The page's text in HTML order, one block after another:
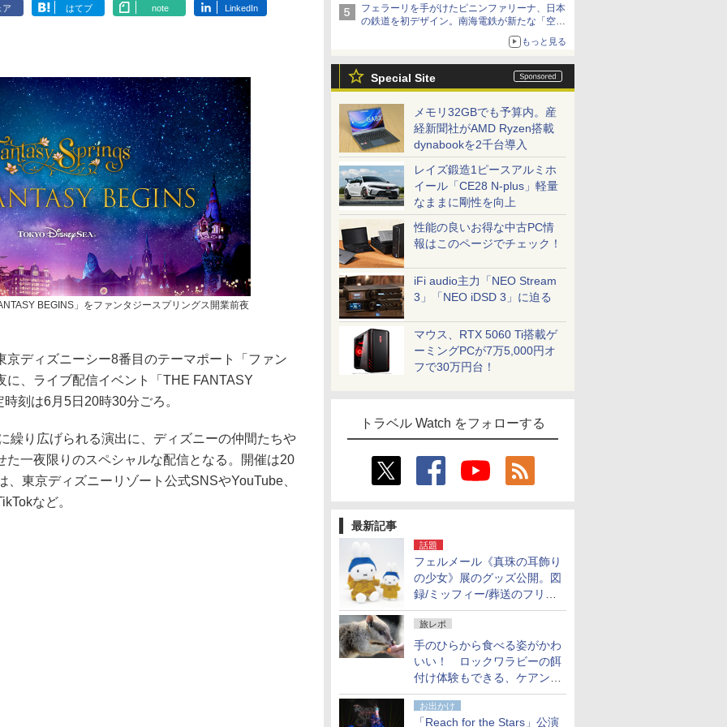
フェラーリを手がけたピニンファリーナ、日本
の鉄道を初デザイン。南海電鉄が新たな「空港
もっと見る
Special Site
メモリ32GBでも予算内。産
経新聞社がAMD Ryzen搭載
dynabookを2千台導入
レイズ鍛造1ピースアルミホ
イール「CE28 N-plus」軽量
なままに剛性を向上
性能の良いお得な中古PC情
報はこのページでチェック！
iFi audio主力「NEO Stream
3」「NEO iDSD 3」に迫る
マウス、RTX 5060 Ti搭載ゲ
ーミングPCが7万5,000円オ
フで30万円台！
トラベル Watch をフォローする
最新記事
話題
フェルメール《真珠の耳飾り
の少女》展のグッズ公開。図
録/ミッフィー/葬送のフリー
レンほか、注目ブランドコラ
ボが実現
旅レポ
手のひらから食べる姿がかわ
いい！ ロックワラビーの餌
付け体験もできる、ケアンズ
でアサートン高原の日本語ガ
イド付きツアーに参加してみ
お出かけ
「Reach for the Stars」公演
ア はてブ note LinkedIn
BEGINS」をファンタジースプリングス開業前夜
ディズニーシー8番目のテーマポート「ファン
に、ライブ配信イベント「THE FANTASY
刻は6月5日20時30分ごろ。
り広げられる演出に、ディズニーの仲間たちや
た一夜限りのスペシャルな配信となる。開催は20
東京ディズニーリゾート公式SNSやYouTube、
など。